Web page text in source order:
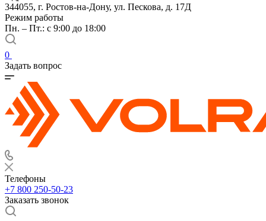
344055, г. Ростов-на-Дону, ул. Пескова, д. 17Д
Режим работы
Пн. – Пт.: с 9:00 до 18:00
0
Задать вопрос
Телефоны
+7 800 250-50-23
Заказать звонок